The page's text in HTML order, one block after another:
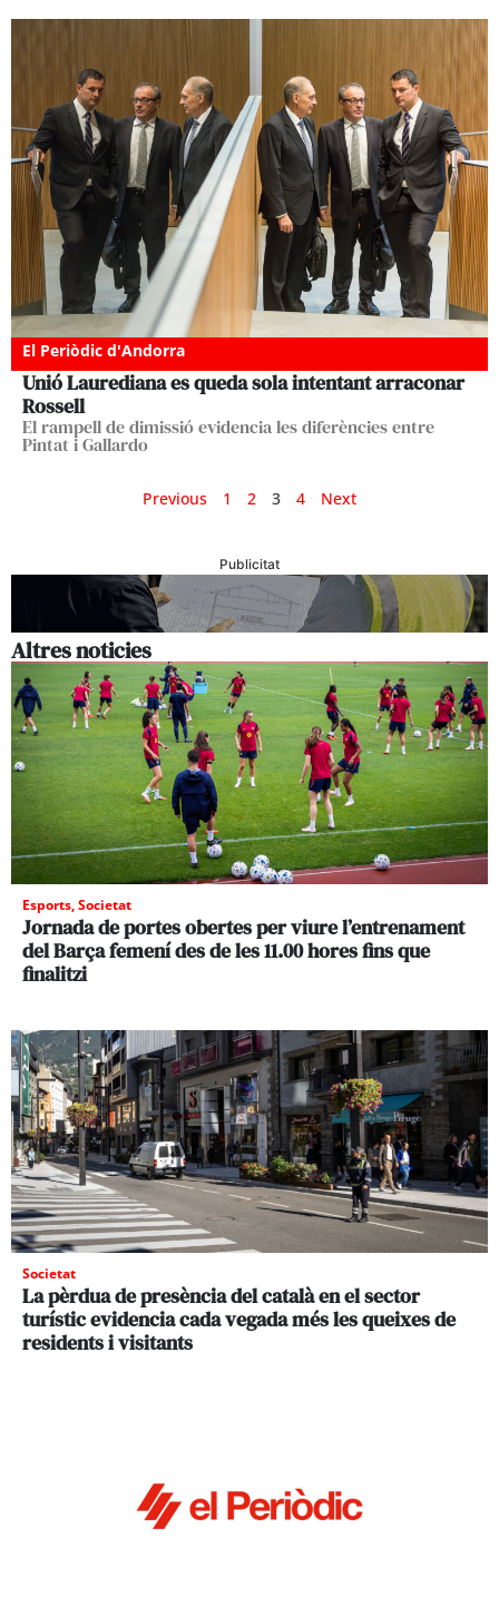
El Periòdic d'Andorra
Unió Laurediana es queda sola intentant arraconar
Rossell
El rampell de dimissió evidencia les diferències entre
Pintat i Gallardo
Previous 1 2 3 4 Next
Publicitat
Altres noticies
Esports,Societat
Jornada de portes obertes per viure l’entrenament
del Barça femení des de les 11.00 hores fins que
finalitzi
Societat
La pèrdua de presència del català en el sector
turístic evidencia cada vegada més les queixes de
residents i visitants